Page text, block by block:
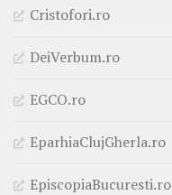
Cristofori.ro
DeiVerbum.ro
EGCO.ro
EparhiaClujGherla.ro
EpiscopiaBucuresti.ro